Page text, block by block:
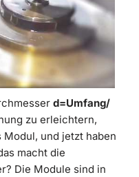
d=Umfang/
zu erleichtern,
Modul, und jetzt haben
macht die
Die Module sind in